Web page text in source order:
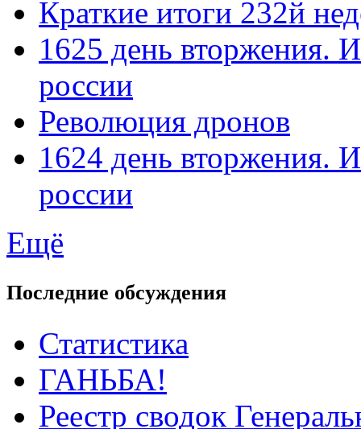
Краткие итоги 232й
1625 день вторжения.
россии
Революция дронов
1624 день вторжения.
россии
Ещё
Последние обсуждения
Статистика
ГАНЬБА!
Реестр сводок